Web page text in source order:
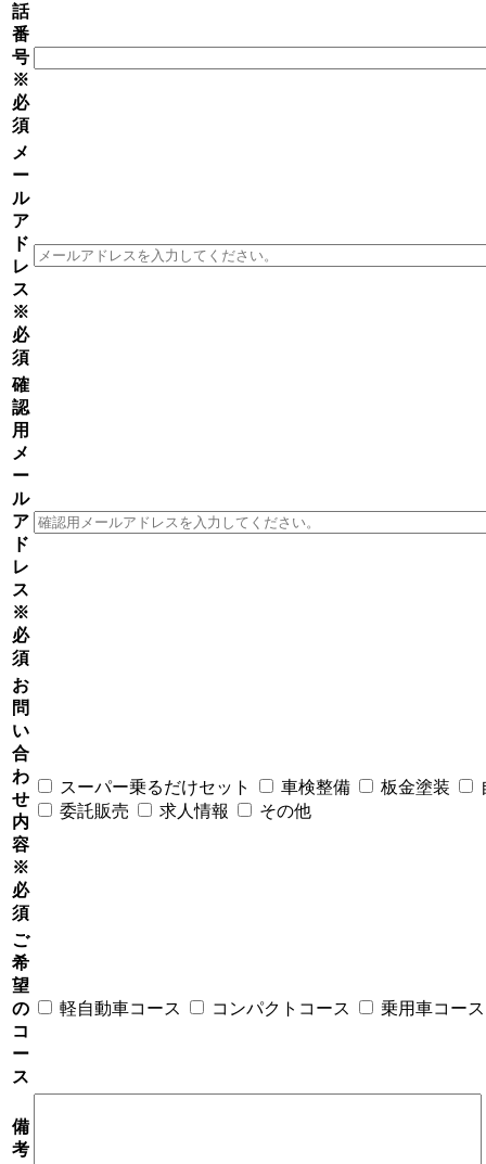
話
番
号
※
必
須
メ
ー
ル
ア
ド
レ
ス
※
必
須
確
認
用
メ
ー
ル
ア
ド
レ
ス
※
必
須
お
問
い
合
わ
せ
内
容
※
必
須
スーパー乗るだけセット 車検整備 板金塗装
委託販売
求人情報 その他
ご
希
望
の
コ
ー
ス
軽自動車コース コンパクトコース 乗用車コース
備
考